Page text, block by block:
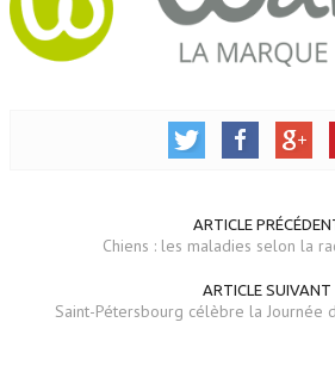
ARTICLE
Chiens : les maladies selon la
ARTICLE SUIVANT
Saint-Pétersbourg célèbre la Journée